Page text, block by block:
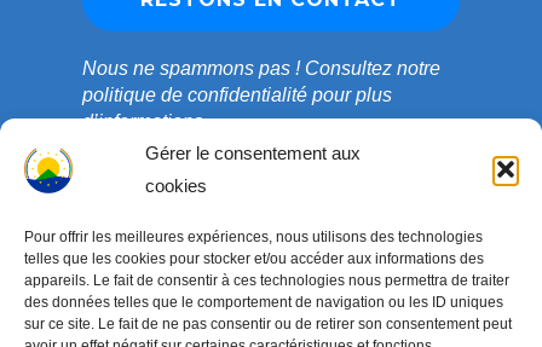
Gérer le consentement aux
cookies
Pour offrir les meilleures expériences, nous utilisons des technologies
telles que les cookies pour stocker et/ou accéder aux informations des
appareils. Le fait de consentir à ces technologies nous permettra de traiter
des données telles que le comportement de navigation ou les ID uniques
sur ce site. Le fait de ne pas consentir ou de retirer son consentement peut
Nous ne spammons pas ! Consultez notre
politique de confidentialitépour plus
d’informations.